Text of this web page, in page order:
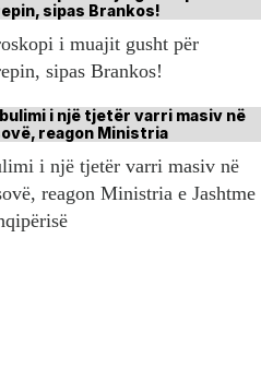
i muajit gusht për
sipas Brankos!
i një tjetër varri masiv në
reagon Ministria e Jashtme